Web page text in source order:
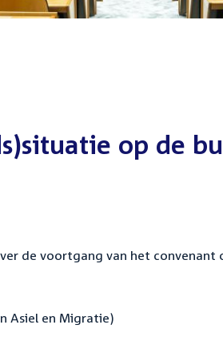
op de
de voortgang van het convenant
Asiel en Migratie)